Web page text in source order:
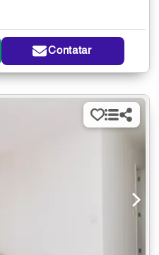
Contatar